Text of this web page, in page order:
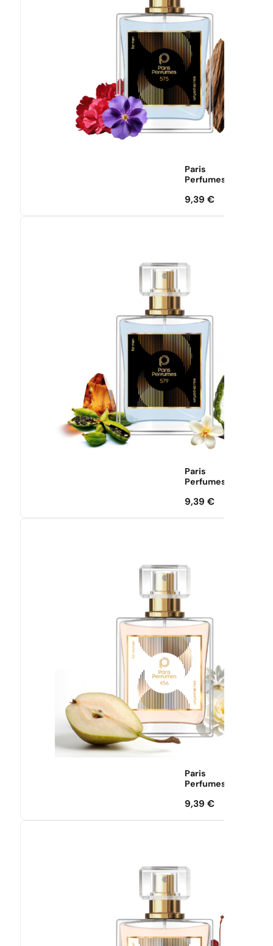
Paris
Perfumes
9,39€
Paris
Perfumes
9,39€
Paris
Perfumes
9,39€